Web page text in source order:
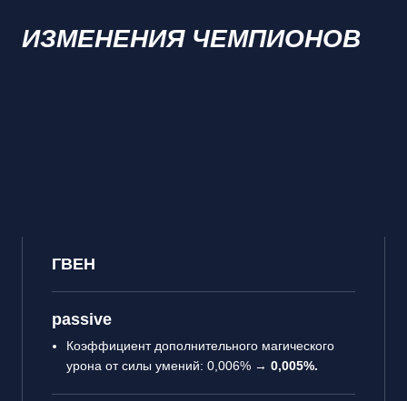
ИЗМЕНЕНИЯ ЧЕМПИОНОВ
ГВЕН
passive
Коэффициент дополнительного магического
урона от силы умений: 0,006% → 0,005%.